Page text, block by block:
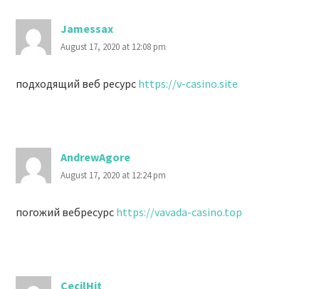
Jamessax
August 17, 2020 at 12:08 pm
подходящий веб ресурс https://v-casino.site
AndrewAgore
August 17, 2020 at 12:24 pm
погожий вебресурс https://vavada-casino.top
CecilHit